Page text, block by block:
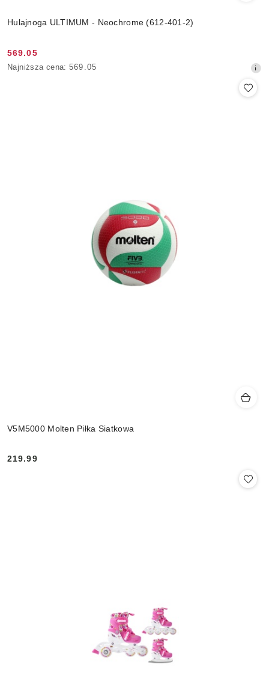
Hulajnoga ULTIMUM - Neochrome (612-401-2)
Cena
promocyjna:
569.05
Najniższa
Najniższa cena: 569.05
V5M5000 Molten Piłka Siatkowa
Cena:
219.99